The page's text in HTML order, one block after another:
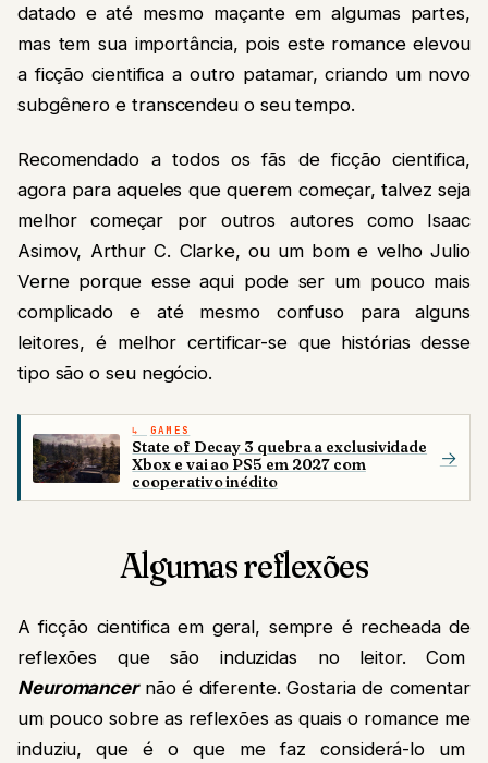
datado e até mesmo maçante em algumas partes,
mas tem sua importância, pois este romance elevou
a ficção cientifica a outro patamar, criando um novo
subgênero e transcendeu o seu tempo.
Recomendado a todos os fãs de ficção cientifica,
agora para aqueles que querem começar, talvez seja
melhor começar por outros autores como Isaac
Asimov, Arthur C. Clarke, ou um bom e velho Julio
Verne porque esse aqui pode ser um pouco mais
complicado e até mesmo confuso para alguns
leitores, é melhor certificar-se que histórias desse
tipo são o seu negócio.
GAMES
State of Decay 3 quebra a exclusividade
Xbox e vai ao PS5 em 2027 com
cooperativo inédito
→
Algumas reflexões
A ficção cientifica em geral, sempre é recheada de
reflexões que são induzidas no leitor. Com
Neuromancernão é diferente. Gostaria de comentar
um pouco sobre as reflexões as quais o romance me
induziu, que é o que me faz considerá-lo um